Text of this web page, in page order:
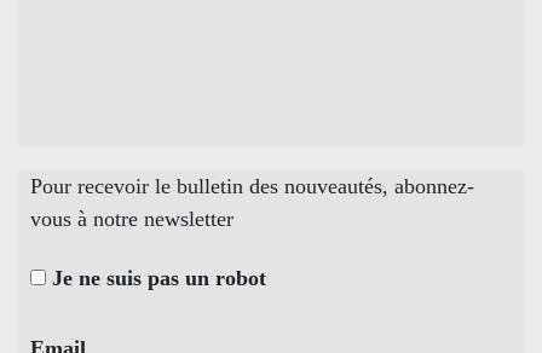
Pour recevoir le bulletin des nouveautés, abonnez-
vous à notre newsletter
Je ne suis pas un robot